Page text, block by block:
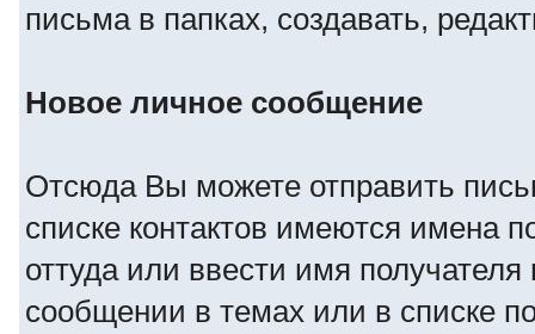
письма в папках, создавать,
Новое личное сообщение
Отсюда Вы можете отправить
списке контактов имеются имена
оттуда или ввести имя
сообщении в темах или в списке